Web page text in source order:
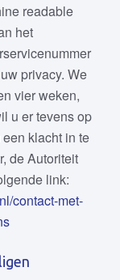
readable
het
privacy. We
vier weken,
u er tevens op
klacht in te
de Autoriteit
link:
contact-met-